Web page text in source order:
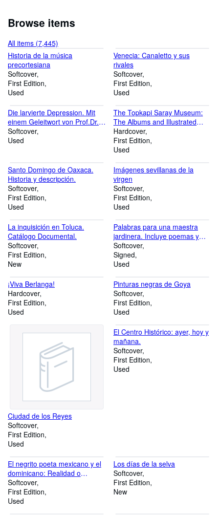
Browse items
All items (7,445)
Historia de la música
precortesiana
Softcover
First Edition
Used
Venecia: Canaletto y sus
rivales
Softcover
First Edition
Used
Die larvierte Depression. Mit
einem Geleitwort von Prof.Dr.
H. Reisner.
Softcover
Used
The Topkapi Saray Museum:
The Albums and Illustrated
Manuscripts
Hardcover
First Edition
Used
Santo Domingo de Oaxaca.
Historia y descripción.
Softcover
First Edition
Used
Imágenes sevillanas de la
virgen
Softcover
First Edition
Used
La inquisición en Toluca.
Catálogo Documental.
Softcover
First Edition
New
Palabras para una maestra
jardinera. Incluye poemas y
canciones para copartir con los
chicos.
Softcover
Signed
Used
¡Viva Berlanga!
Hardcover
First Edition
Used
Pinturas negras de Goya
Softcover
First Edition
Used
Ciudad de los Reyes
Softcover
First Edition
Used
El Centro Histórico: ayer, hoy y
mañana.
Softcover
First Edition
Used
El negrito poeta mexicano y el
dominicano: Realidad o
fantasia ( " Sepan cuantos .
"no.344 )
Softcover
First Edition
Used
Los días de la selva
Softcover
First Edition
New